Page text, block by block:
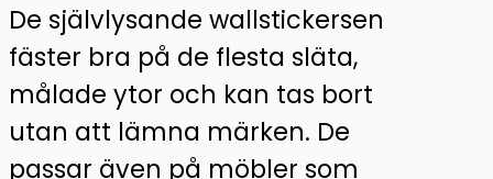
De självlysande wallstickersen
fäster bra på de flesta släta,
målade ytor och kan tas bort
utan att lämna märken. De
passar även på möbler som